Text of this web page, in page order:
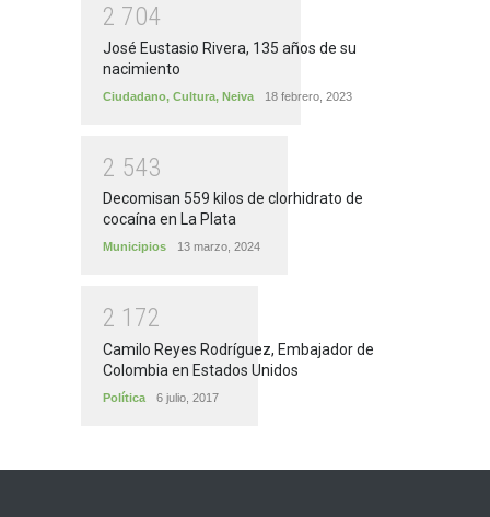
2 704
José Eustasio Rivera, 135 años de su
nacimiento
Ciudadano, Cultura, Neiva 18 febrero, 2023
2 543
Decomisan 559 kilos de clorhidrato de
cocaína en La Plata
Municipios 13 marzo, 2024
2 1 72
Camilo Reyes Rodríguez, Embajador de
Colombia en Estados Unidos
Política 6 julio, 2017